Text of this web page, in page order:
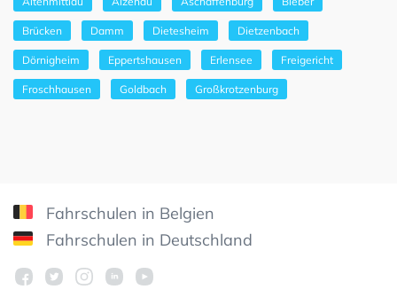
Brücken Damm Dietesheim Dietzenbach
Dörnigheim Eppertshausen Erlensee Freigericht
Froschhausen Goldbach Großkrotzenburg
Fahrschulen in Belgien
Fahrschulen in Deutschland